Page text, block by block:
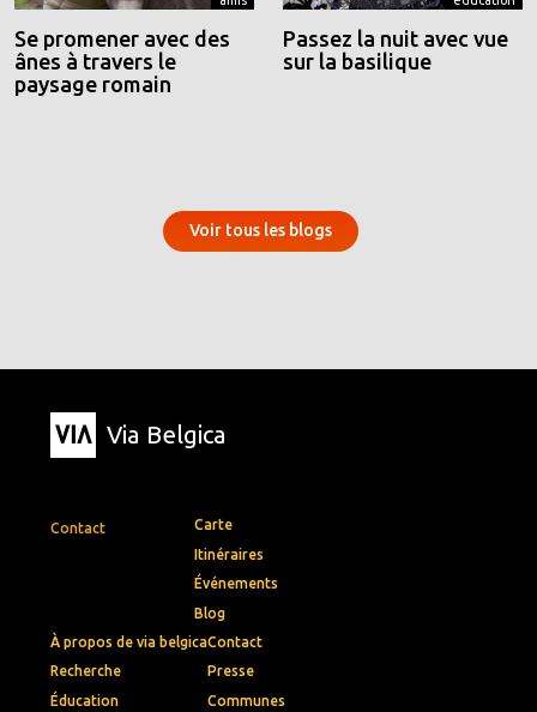
Se promener avec des
ânes à travers le
paysage romain
Passez la nuit avec vue
sur la basilique
Voir tous les blogs
Via Belgica
Contact
Carte
Itinéraires
Événements
Blog
À propos de via belgica
Recherche
Éducation
Contact
Presse
Communes